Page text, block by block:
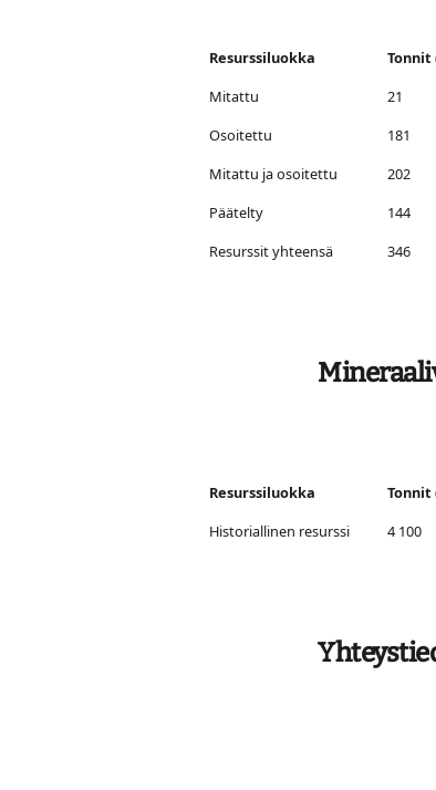
Resurssiluokka Tonnit
Mitattu
21
Osoitettu
181
Mitattu ja osoitettu
202
Päätelty
144
Resurssit yhteensä
346
Resurssiluokka Tonnit
Historiallinen resurssi
4 100